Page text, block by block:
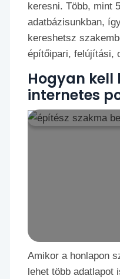
keresni. Több, mint
adatbázisunkban,
kereshetsz
építőipari, felújítási,
Hogyan kell
internetes
Amikor a honlapon
lehet több